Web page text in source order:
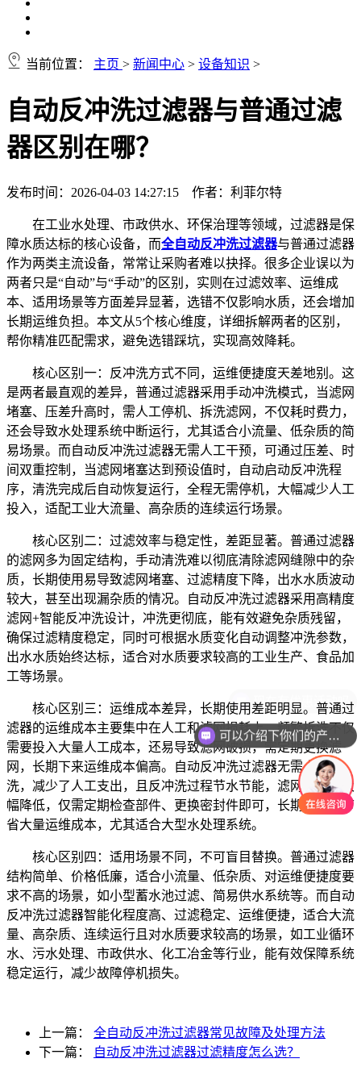
当前位置： 主页 > 新闻中心 > 设备知识 >
自动反冲洗过滤器与普通过滤
器区别在哪？
发布时间：2026-04-03 14:27:15 作者：利菲尔特
在工业水处理、市政供水、环保治理等领域，过滤器是保
障水质达标的核心设备，而全自动反冲洗过滤器与普通过滤器
作为两类主流设备，常常让采购者难以抉择。很多企业误以为
两者只是“自动”与“手动”的区别，实则在过滤效率、运维成
本、适用场景等方面差异显著，选错不仅影响水质，还会增加
长期运维负担。本文从5个核心维度，详细拆解两者的区别，
帮你精准匹配需求，避免选错踩坑，实现高效降耗。
核心区别一：反冲洗方式不同，运维便捷度天差地别。这
是两者最直观的差异，普通过滤器采用手动冲洗模式，当滤网
堵塞、压差升高时，需人工停机、拆洗滤网，不仅耗时费力，
还会导致水处理系统中断运行，尤其适合小流量、低杂质的简
易场景。而自动反冲洗过滤器无需人工干预，可通过压差、时
间双重控制，当滤网堵塞达到预设值时，自动启动反冲洗程
序，清洗完成后自动恢复运行，全程无需停机，大幅减少人工
投入，适配工业大流量、高杂质的连续运行场景。
核心区别二：过滤效率与稳定性，差距显著。普通过滤器
的滤网多为固定结构，手动清洗难以彻底清除滤网缝隙中的杂
质，长期使用易导致滤网堵塞、过滤精度下降，出水水质波动
较大，甚至出现漏杂质的情况。自动反冲洗过滤器采用高精度
滤网+智能反冲洗设计，冲洗更彻底，能有效避免杂质残留，
确保过滤精度稳定，同时可根据水质变化自动调整冲洗参数，
出水水质始终达标，适合对水质要求较高的工业生产、食品加
工等场景。
核心区别三：运维成本差异，长期使用差距明显。普通过
滤器的运维成本主要集中在人工和滤网损耗上，频繁拆洗不仅
需要投入大量人工成本，还易导致滤网破损，需定期更换滤
网，长期下来运维成本偏高。自动反冲洗过滤器无需人工拆
洗，减少了人工支出，且反冲洗过程节水节能，滤网损耗率大
幅降低，仅需定期检查部件、更换密封件即可，长期使用能节
省大量运维成本，尤其适合大型水处理系统。
核心区别四：适用场景不同，不可盲目替换。普通过滤器
结构简单、价格低廉，适合小流量、低杂质、对运维便捷度要
求不高的场景，如小型蓄水池过滤、简易供水系统等。而自动
反冲洗过滤器智能化程度高、过滤稳定、运维便捷，适合大流
量、高杂质、连续运行且对水质要求较高的场景，如工业循环
水、污水处理、市政供水、化工冶金等行业，能有效保障系统
稳定运行，减少故障停机损失。
上一篇： 全自动反冲洗过滤器常见故障及处理方法
下一篇：
自动反冲洗过滤器过滤精度怎么选？
可以介绍下你们的产品么